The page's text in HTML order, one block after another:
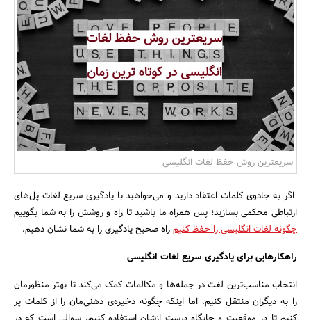
بانک، بیمه و سرمایه
مسکن و ساختمان
سریعترین روش حفظ لغات انگلیسی
اگر به جادوی کلمات اعتقاد دارید و می‌خواهید با یادگیری سریع لغات پل‌های
ارتباطی‌ محکمی بسازید؛ پس همراه ما باشید تا راه و روشش را به شما بگوییم
چگونه لغات انگلیسی را حفظ کنیمراه صحیح یادگیری را به شما نشان دهیم.
راهکارهایی برای یادگیری سریع لغات انگلیسی
انتخاب مناسب‌ترین لغت در جمله‌ها و مکالمات کمک می‌کند تا بهتر منظورمان
را به دیگران منتقل کنیم. اما اینکه چگونه ذخیره‌ی ذهنی‌مان را از کلمات پر